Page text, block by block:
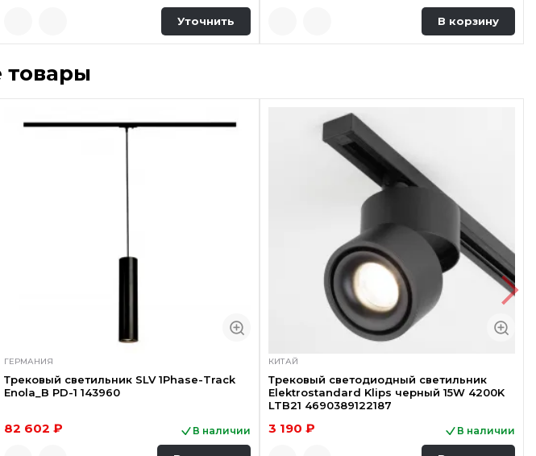
Уточнить В корзину
ГЕРМАНИЯ
Трековый светильник SLV 1Phase-Track
Enola_B PD-1 143960
82 602 ₽ В наличии
КИТАЙ
Трековый светодиодный светильник
Elektrostandard Klips черный 15W 4200K
LTB21 4690389122187
3 190 ₽ В наличии